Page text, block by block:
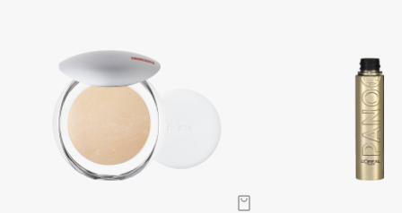
Boadicea The Victorious
Bobbi Brown
BOOMSHOP